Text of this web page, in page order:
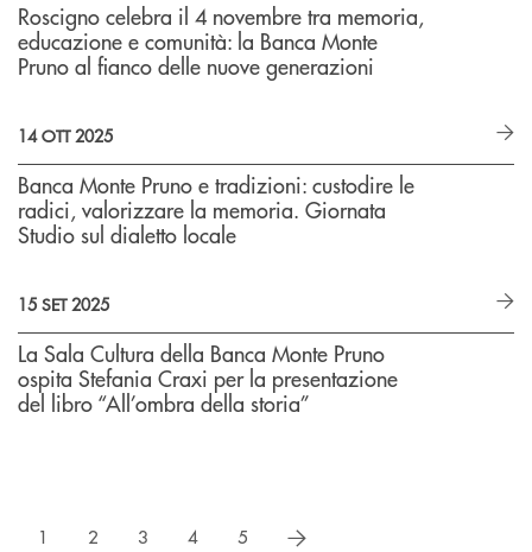
Roscigno celebra il 4 novembre tra memoria,
educazione e comunità: la Banca Monte
Pruno al fianco delle nuove generazioni
14 OTT 2025
Banca Monte Pruno e tradizioni: custodire le
radici, valorizzare la memoria. Giornata
Studio sul dialetto locale
15 SET 2025
La Sala Cultura della Banca Monte Pruno
ospita Stefania Craxi per la presentazione
del libro “All’ombra della storia”
1 2 3 4 5 successivo